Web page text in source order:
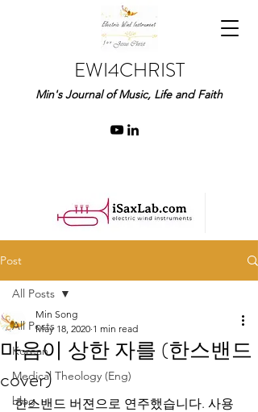
EWI4CHRIST
Min's Journal of Music, Life and Faith
Post
All Posts
Korean
Medical Theology (Eng)
blog
All Posts
마음이 상한 자를 (한스밴드
cover)
Min Song
May 18, 2020 1 min read
한스밴드 버젼으로 연주했습니다. 사용